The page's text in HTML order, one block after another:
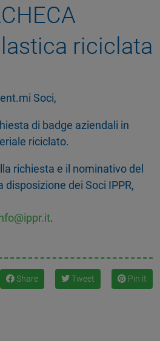
riciclata
Soci,
di badge aziendali in
riciclato.
richiesta e il nominativo del
disposizione dei Soci IPPR,
.
Share Tweet Pin it